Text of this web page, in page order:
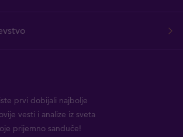
prvi dobijali najbolje
vesti i analize iz sveta
prijemno sanduče!